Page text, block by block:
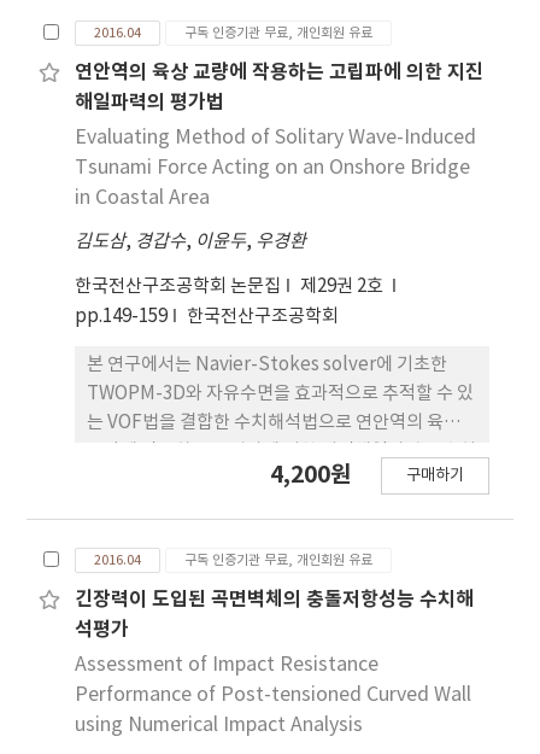
최단접근거리를 결정하였으며, 태풍의 기후학적 특
성들의 확률 분포를 추정하고, 바람장 모형과 중심기
압상승 모형을 적용하여 몬테카를로 시뮬레이션을 실
시하였다. 분석결과, 대체적으로 제주도와 남해안 지
역의 재현기간 풍속이 크게 나오며 고위도로 갈수록
작아지는 특징을 나타냈다. 이와 같은 특징이 나타난
압이 저위도 분석지점 표본 태풍의 중심기압보다 높
기 때문으로 판단되며, 또한 우리나라에 해상에서 육
지로 이동하면서 쇠퇴기를 겪어 점차 약해지기 때문
인 것으로 분석되었다. 또한, 시뮬레이션 결과를 도로
교 설계기준 100년 재현기간 풍속(10분 평균, 지상
10m, 지표조도 II)과 비교한 결과, 태풍시뮬레이션의
결과가 낮게 나타났으며, 이러한 점을 볼 때 도로교 설
계기준의 기본 풍속이 높게 산정되어 있다고 판단되
며, 기상자료 분석과 같은 추가적인 연구를 통해 기본
2016.04 구독 인증기관 무료, 개인회원 유료
연안역의 육상 교량에 작용하는 고립파에 의한 지진
해일파력의 평가법
Evaluating Method of Solitary Wave-Induced
Tsunami Force Acting on an Onshore Bridge
in Coastal Area
김도삼, 경갑수, 이윤두, 우경환
한국전산구조공학회 논문집
제29권 2호
pp.149-159
한국전산구조공학회
본 연구에서는 Navier-Stokes solver에 기초한
TWOPM-3D와 자유수면을 효과적으로 추적할 수 있
는 VOF법을 결합한 수치해석법으로 연안역의 육상
적으로 검토하였으며, 연직벽체와 연직주상구조물에
로 피해를 입은 교량에 대해 지진해일파고의 변화에
따른 파력의 특성을 수치실험을 통하여 조사하였으
며, 육상 교량에 작용하는 지진해일파력의 추정에 항
력 성분만을 고려한 Morison식으로부터 얻어진 항력
계수의 결과와 설계기준과의 비교로부터 본 3차원 수
치해석의 유용성을 논의하였다. 또한, 지진해일파력
을 보다 고정도로 추정할 수 있는 합리적인 방법으로
4,200원 구매하기
2016.04 구독 인증기관 무료, 개인회원 유료
긴장력이 도입된 곡면벽체의 충돌저항성능 수치해
석평가
Assessment of Impact Resistance
Performance of Post-tensioned Curved Wall
using Numerical Impact Analysis